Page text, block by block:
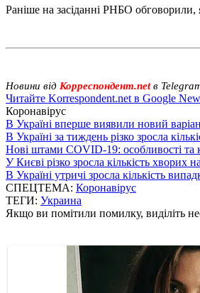
Раніше на засіданні РНБО обговорили,
Новини від Корреспондент.netв
Читайте Korrespondent.net в Google
Коронавірус
В Україні вперше виявили новий
В Україні за тиждень різко зросла
Нові штами COVID-19: особливості та
У Києві різко зросла кількість хворих
В Україні утричі зросла кількість
СПЕЦТЕМА: Коронавірус
ТЕГИ: Украина
Якщо ви помітили помилку, виділіть